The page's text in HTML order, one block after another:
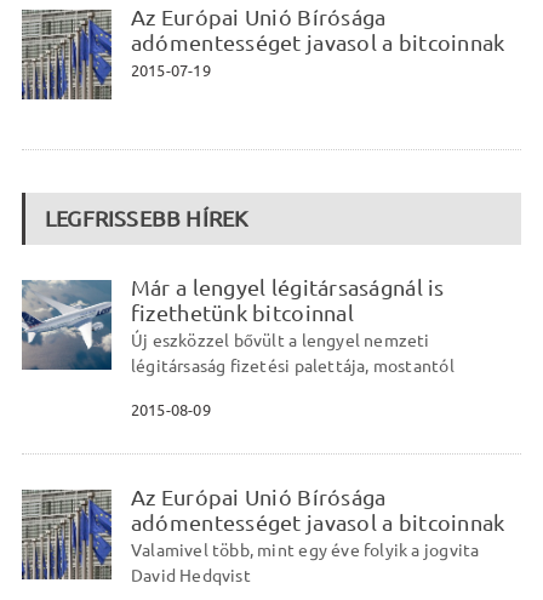
Az Európai Unió Bírósága
adómentességet javasol a bitcoinnak
2015-07-19
LEGFRISSEBB HÍREK
Már a lengyel légitársaságnál is
fizethetünk bitcoinnal
Új eszközzel bővült a lengyel nemzeti
légitársaság fizetési palettája, mostantól
2015-08-09
Az Európai Unió Bírósága
adómentességet javasol a bitcoinnak
Valamivel több, mint egy éve folyik a jogvita
David Hedqvist